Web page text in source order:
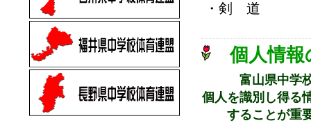
・剣 道
個人情
富山県中学
個人を識別し得る
することが重要